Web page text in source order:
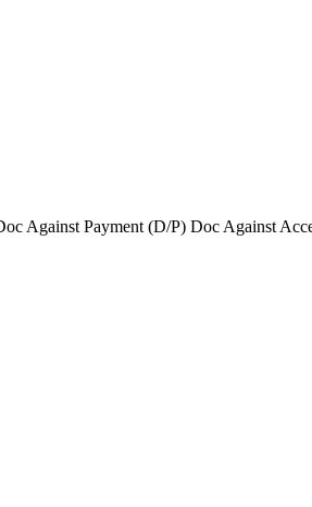
Against Payment (D/P) Doc Against